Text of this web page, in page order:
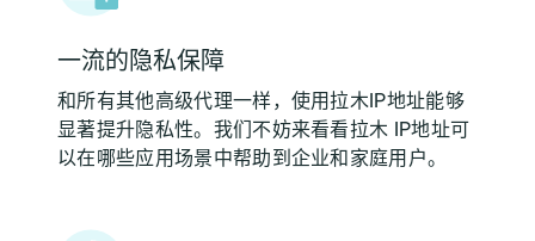
一流的隐私保障
和所有其他高级代理一样，使用拉木IP地址能够
显著提升隐私性。我们不妨来看看拉木 IP地址可
以在哪些应用场景中帮助到企业和家庭用户。